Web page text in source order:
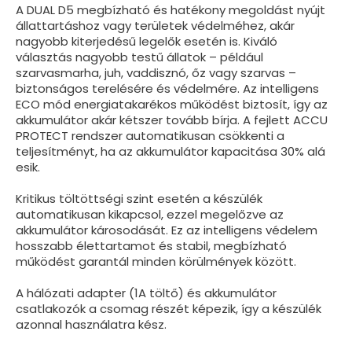
A DUAL D5 megbízható és hatékony megoldást nyújt
állattartáshoz vagy területek védelméhez, akár
nagyobb kiterjedésű legelők esetén is. Kiváló
választás nagyobb testű állatok – például
szarvasmarha, juh, vaddisznó, őz vagy szarvas –
biztonságos terelésére és védelmére. Az intelligens
ECO mód energiatakarékos működést biztosít, így az
akkumulátor akár kétszer tovább bírja. A fejlett ACCU
PROTECT rendszer automatikusan csökkenti a
teljesítményt, ha az akkumulátor kapacitása 30% alá
esik.
Kritikus töltöttségi szint esetén a készülék
automatikusan kikapcsol, ezzel megelőzve az
akkumulátor károsodását. Ez az intelligens védelem
hosszabb élettartamot és stabil, megbízható
működést garantál minden körülmények között.
A hálózati adapter (1A töltő) és akkumulátor
csatlakozók a csomag részét képezik, így a készülék
azonnal használatra kész.